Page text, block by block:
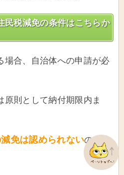
民税減免の条件はこちらか
場合、自治体への申請が必
原則として納付期限内ま
免は認められないので注